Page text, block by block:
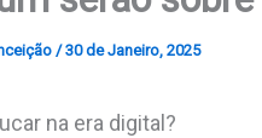
/30 de Janeiro, 2025
na era digital?